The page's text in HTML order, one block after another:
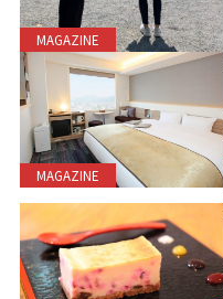
MAGAZINE
MAGAZINE